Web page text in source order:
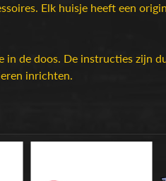
Elk huisje heeft een
de doos. De instructies zijn
inrichten.